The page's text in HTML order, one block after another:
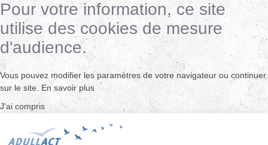
Pour votre information, ce site
utilise des cookies de mesure
d'audience.
Vous pouvez modifier les paramètres de votre navigateur ou continuer
sur le site. En savoir plus
J'ai compris